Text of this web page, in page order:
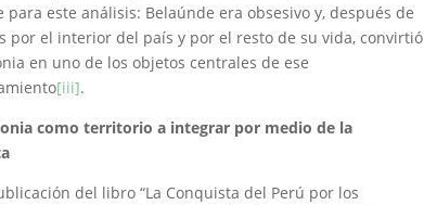
para este análisis: Belaúnde era obsesivo y, después de
por el interior del país y por el resto de su vida, convirtió
en uno de los objetos centrales de ese
[iii].
como territorio a integrar por medio de la
del libro “La Conquista del Perú por los